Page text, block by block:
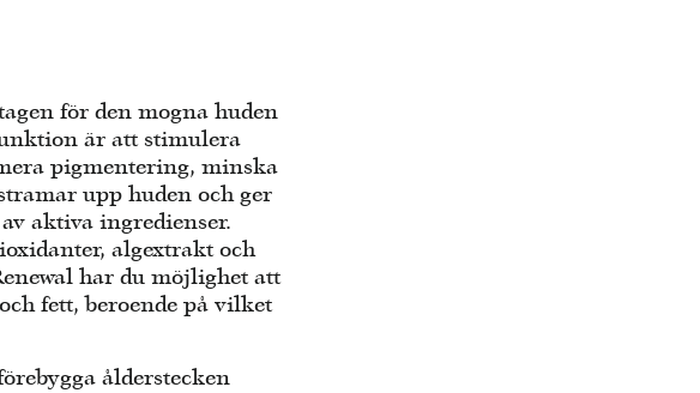
för den mogna huden
är att stimulera
pigmentering, minska
upp huden och ger
aktiva ingredienser.
algextrakt och
har du möjlighet att
fett, beroende på vilket
ålderstecken